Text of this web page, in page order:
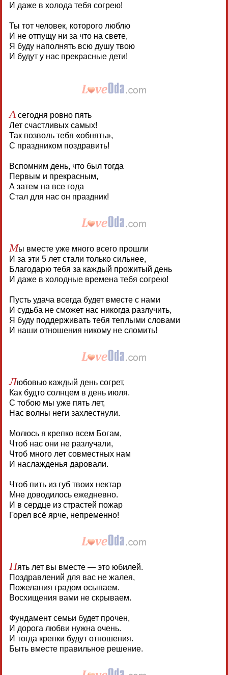
И даже в холода тебя согрею!
Ты тот человек, которого люблю
И не отпущу ни за что на свете,
Я буду наполнять всю душу твою
И будут у нас прекрасные дети!
А сегодня ровно пять
Лет счастливых самых!
Так позволь тебя «обнять»,
С праздником поздравить!
Вспомним день, что был тогда
Первым и прекрасным,
А затем на все года
Стал для нас он праздник!
Мы вместе уже много всего прошли
И за эти 5 лет стали только сильнее,
Благодарю тебя за каждый прожитый день
И даже в холодные времена тебя согрею!
Пусть удача всегда будет вместе с нами
И судьба не сможет нас никогда разлучить,
Я буду поддерживать тебя теплыми словами
И наши отношения никому не сломить!
Любовью каждый день согрет,
Как будто солнцем в день июля.
С тобою мы уже пять лет,
Нас волны неги захлестнули.
Молюсь я крепко всем Богам,
Чтоб нас они не разлучали,
Чтоб много лет совместных нам
И наслажденья даровали.
Чтоб пить из губ твоих нектар
Мне доводилось ежедневно.
И в сердце из страстей пожар
Горел всё ярче, непременно!
Пять лет вы вместе — это юбилей.
Поздравлений для вас не жалея,
Пожелания градом осыпаем.
Восхищения вами не скрываем.
Фундамент семьи будет прочен,
И дорога любви нужна очень.
И тогда крепки будут отношения.
Быть вместе правильное решение.